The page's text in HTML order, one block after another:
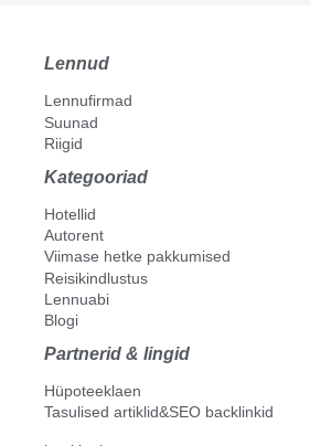
Lennud
Lennufirmad
Suunad
Riigid
Kategooriad
Hotellid
Autorent
Viimase hetke pakkumised
Reisikindlustus
Lennuabi
Blogi
Partnerid & lingid
Hüpoteeklaen
Tasulised artiklid&SEO backlinkid